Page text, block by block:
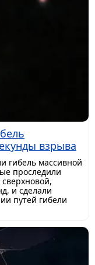
взрыва
гибель массивной
проследили
и сделали
путей гибели